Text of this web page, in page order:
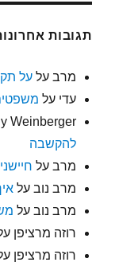
תגובות
מרב עלעל
עדי על
Weinberger
להקשבה
מרב על
מרב נוב על
מרב נוב על
רוזה מרציפן
רוזה מרציפן